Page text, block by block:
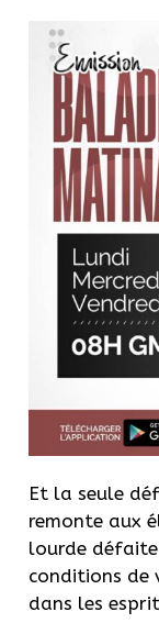
Et la seule
remonte aux
lourde
conditions de
dans les